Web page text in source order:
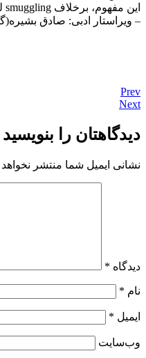
این مفهوم، برخلاف smuggling‌ لزوما شامل جابه‌جایی نمی‌باشد.]مترجم[
– ویراستار ادبی: صادق
Prev
Next
دیدگاهتان را بنویسید
نشانی ایمیل شما منتشر
دیدگاه *
نام *
ایمیل *
وب‌سایت